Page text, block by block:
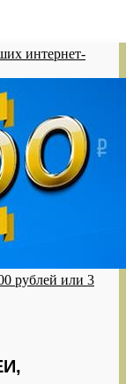
интернет-
рублей или 3